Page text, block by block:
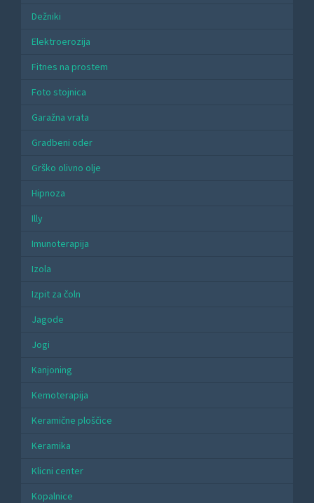
Dežniki
Elektroerozija
Fitnes na prostem
Foto stojnica
Garažna vrata
Gradbeni oder
Grško olivno olje
Hipnoza
Illy
Imunoterapija
Izola
Izpit za čoln
Jagode
Jogi
Kanjoning
Kemoterapija
Keramične ploščice
Keramika
Klicni center
Kopalnice